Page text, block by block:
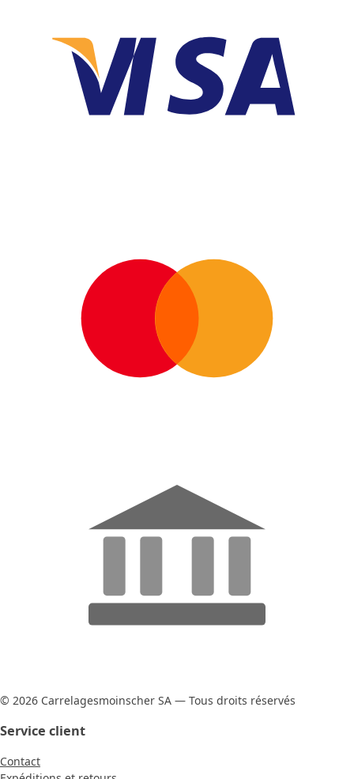
© 2026 Carrelagesmoinscher SA — Tous droits réservés
Service client
Contact